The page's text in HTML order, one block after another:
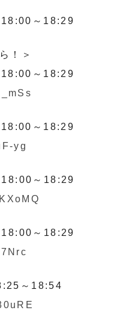
～18:29
！＞
18:00～18:29
18:00～18:29
yg
18:00～18:29
18:00～18:29
～18:54